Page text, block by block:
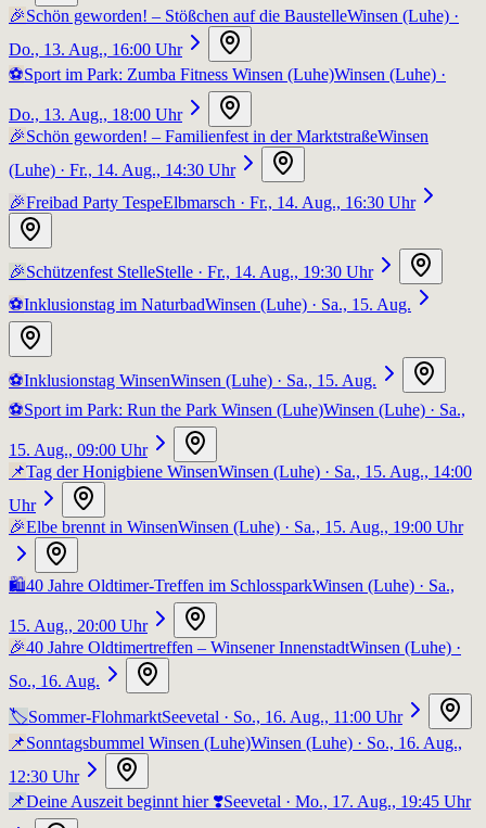
🎉Schön geworden! – Stößchen auf die BaustelleWinsen (Luhe) ·
Do., 13. Aug., 16:00 Uhr
⚽Sport im Park: Zumba Fitness Winsen (Luhe)Winsen (Luhe) ·
Do., 13. Aug., 18:00 Uhr
🎉Schön geworden! – Familienfest in der MarktstraßeWinsen
(Luhe) · Fr., 14. Aug., 14:30 Uhr
🎉Freibad Party TespeElbmarsch · Fr., 14. Aug., 16:30 Uhr
🎉Schützenfest StelleStelle · Fr., 14. Aug., 19:30 Uhr
⚽Inklusionstag im NaturbadWinsen (Luhe) · Sa., 15. Aug.
⚽Inklusionstag WinsenWinsen (Luhe) · Sa., 15. Aug.
⚽Sport im Park: Run the Park Winsen (Luhe)Winsen (Luhe) · Sa.,
15. Aug., 09:00 Uhr
📌Tag der Honigbiene WinsenWinsen (Luhe) · Sa., 15. Aug., 14:00
Uhr
🎉Elbe brennt in WinsenWinsen (Luhe) · Sa., 15. Aug., 19:00 Uhr
🛍️40 Jahre Oldtimer-Treffen im SchlossparkWinsen (Luhe) · Sa.,
15. Aug., 20:00 Uhr
🎉40 Jahre Oldtimertreffen – Winsener InnenstadtWinsen (Luhe) ·
So., 16. Aug.
🏷️Sommer-FlohmarktSeevetal · So., 16. Aug., 11:00 Uhr
📌Sonntagsbummel Winsen (Luhe)Winsen (Luhe) · So., 16. Aug.,
12:30 Uhr
📌Deine Auszeit beginnt hier ❣️Seevetal · Mo., 17. Aug., 19:45 Uhr